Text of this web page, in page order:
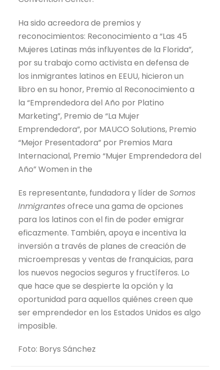
Ha sido acreedora de premios y
reconocimientos: Reconocimiento a “Las 45
Mujeres Latinas más influyentes de la Florida”,
por su trabajo como activista en defensa de
los inmigrantes latinos en EEUU, hicieron un
libro en su honor, Premio al Reconocimiento a
la “Emprendedora del Año por Platino
Marketing”, Premio de “La Mujer
Emprendedora”, por MAUCO Solutions, Premio
“Mejor Presentadora” por Premios Mara
Internacional, Premio “Mujer Emprendedora del
Año” Women in the
Es representante, fundadora y líder deSomos
Inmigrantesofrece una gama de opciones
para los latinos con el fin de poder emigrar
eficazmente. También, apoya e incentiva la
inversión a través de planes de creación de
microempresas y ventas de franquicias, para
los nuevos negocios seguros y fructíferos. Lo
que hace que se despierte la opción y la
oportunidad para aquellos quiénes creen que
ser emprendedor en los Estados Unidos es algo
imposible.
Foto: Borys Sánchez